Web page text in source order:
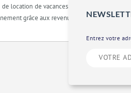
location de vacances établi, donc si vous
grâce aux revenus locatifs.
Entrez votre